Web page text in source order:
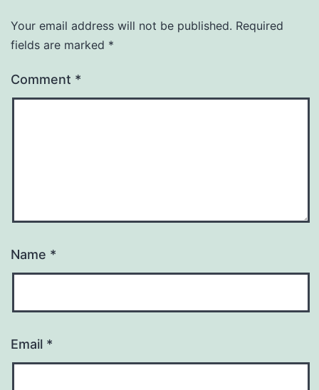
Your email address will not be published. Required
fields are marked *
Comment *
Name *
Email *